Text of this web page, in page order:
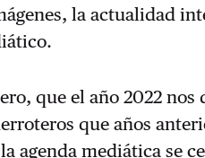
la actualidad
que el año 2022 nos
que años
agenda mediática se